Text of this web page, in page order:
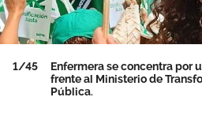
1/45
Enfermera se concentra por
frente al Ministerio de
Pública.